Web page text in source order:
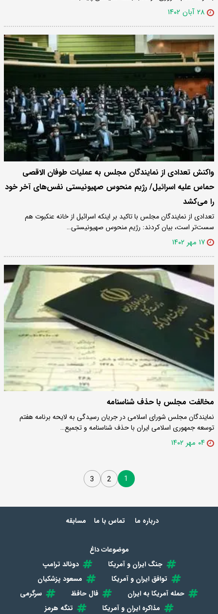
۲۸ آبان ۱۴۰۲
واکنش تعدادی از نمایندگان مجلس به عملیات طوفان‌ الاقصی
حماس علیه اسرائیل/ رژیم منحوس صهیونیستی نفس‌های آخر خود
را می‌کشد
تعدادی از نمایندگان مجلس با تاکید بر اینکه اسرائیل از خانه عنکبوت هم
سست‌تر است، بیان کردند: رژیم منحوس صهیونیستی…
۱۷ مهر ۱۴۰۲
مخالفت مجلس با حذف شناسنامه
نمایندگان مجلس شورای اسلامی در جریان رسیدگی به لایحه برنامه هفتم
توسعه جمهوری اسلامی ایران با حذف شناسنامه و تجمیع…
۰۴ مهر ۱۴۰۲
1
2
3
درباره ما تماس با ما مسابقه
موضوعات داغ
جنگ ایران و آمریکا
دونالد ترامپ
توافق ایران و آمریکا
مسعود پزشکیان
حمله آمریکا به ایران
فال حافظ
سرگرمی
مذاکره ایران و آمریکا
تنگه هرمز